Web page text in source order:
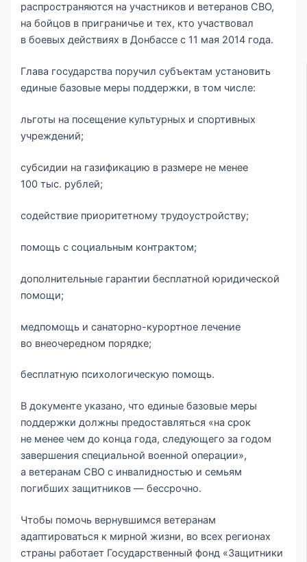
распространяются на участников и ветеранов СВО,
на бойцов в приграничье и тех, кто участвовал
в боевых действиях в Донбассе с 11 мая 2014 года.
Глава государства поручил субъектам установить
единые базовые меры поддержки, в том числе:
льготы на посещение культурных и спортивных
учреждений;
субсидии на газификацию в размере не менее
100 тыс. рублей;
содействие приоритетному трудоустройству;
помощь с социальным контрактом;
дополнительные гарантии бесплатной юридической
помощи;
медпомощь и санаторно-курортное лечение
во внеочередном порядке;
бесплатную психологическую помощь.
В документе указано, что единые базовые меры
поддержки должны предоставляться «на срок
не менее чем до конца года, следующего за годом
завершения специальной военной операции»,
а ветеранам СВО с инвалидностью и семьям
погибших защитников — бессрочно.
Чтобы помочь вернувшимся ветеранам
адаптироваться к мирной жизни, во всех регионах
страны работает Государственный фонд «Защитники